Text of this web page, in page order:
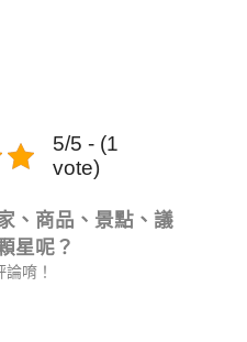
5/5 - (1
vote)
、商品、景點、議
星呢？
唷！